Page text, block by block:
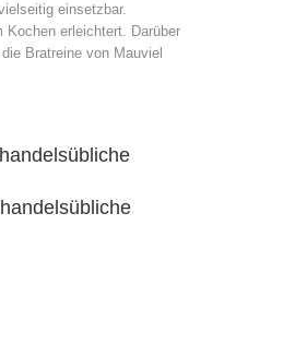
einsetzbar.
erleichtert. Darüber
Bratreine von Mauviel